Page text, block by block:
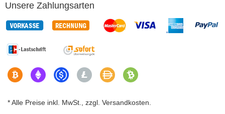
Unsere Zahlungsarten
* Alle Preise inkl. MwSt., zzgl. Versandkosten.